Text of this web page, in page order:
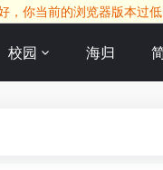
，你当前的浏览器版本过
校园 海归